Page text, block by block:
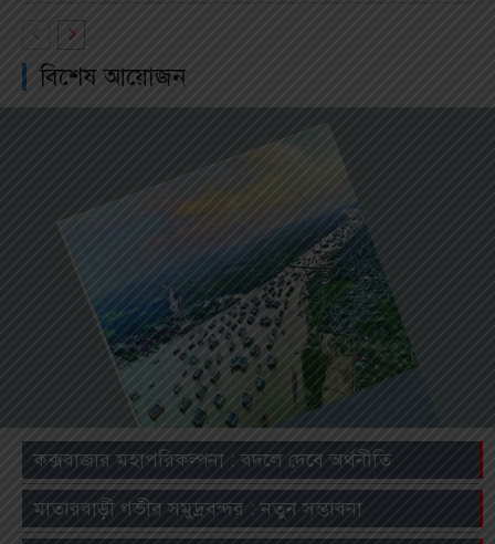
বিশেষ আয়োজন
কক্সবাজার মহাপরিকল্পনা : বদলে দেবে অর্থনীতি
মাতারবাড়ী গভীর সমুদ্রবন্দর : নতুন সম্ভাবনা